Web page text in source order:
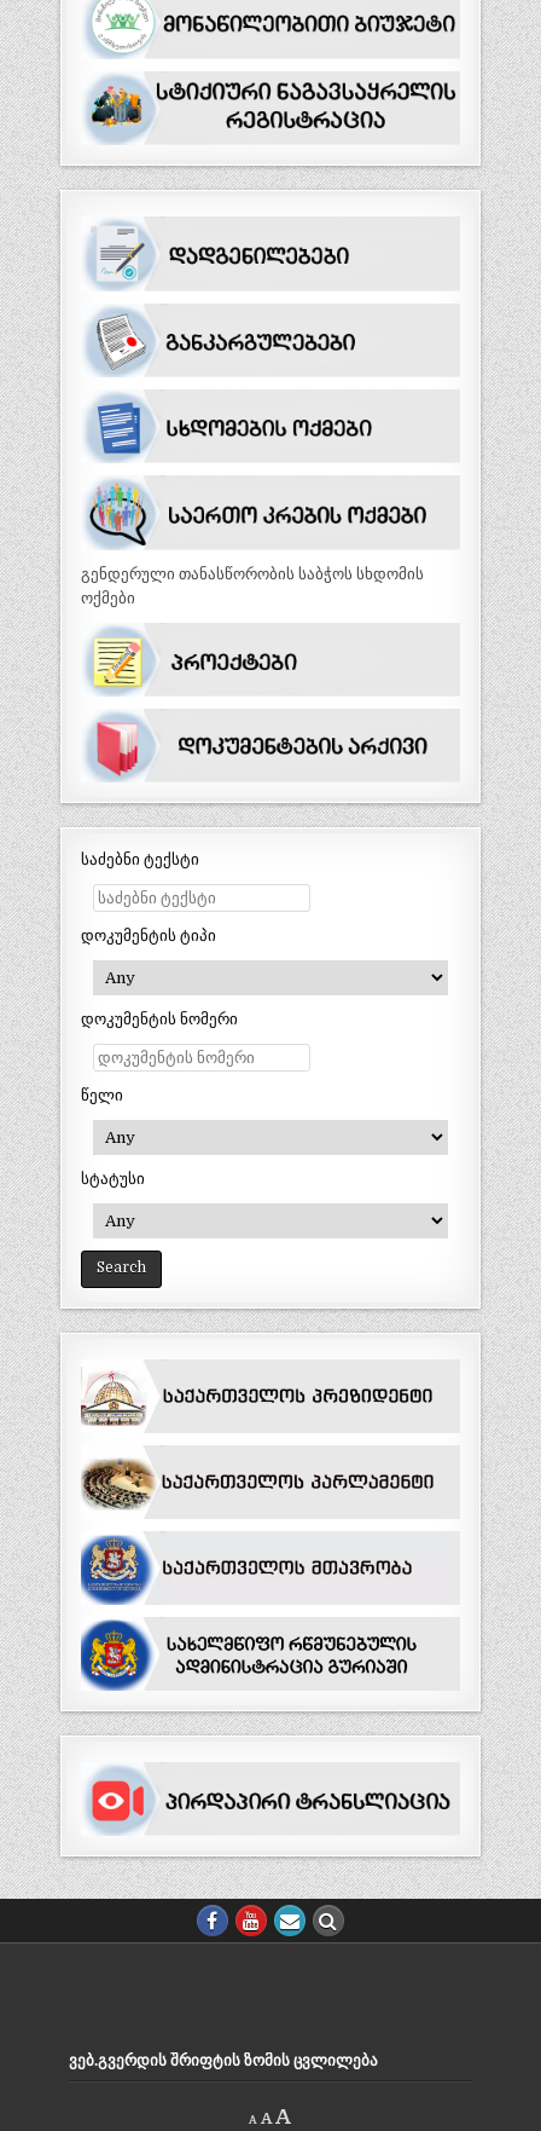
გენდერული თანასწორობის საბჭოს სხდომის
ოქმები
საძებნი ტექსტი
დოკუმენტის ტიპი
დოკუმენტის ნომერი
წელი
სტატუსი
ᲕᲔᲑ.ᲒᲕᲔᲠᲓᲘᲡ ᲨᲠᲘᲤᲢᲘᲡ ᲖᲝᲛᲘᲡ ᲪᲕᲚᲘᲚᲔᲑᲐ
A
Decrease
font
A Reset
A